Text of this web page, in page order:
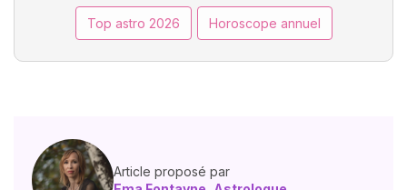
Top astro 2026 Horoscope annuel
Article proposé par